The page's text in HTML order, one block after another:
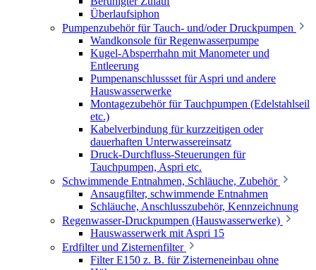
Überlaufsiphon
Pumpenzubehör für Tauch- und/oder Druckpumpen
Wandkonsole für Regenwasserpumpe
Kugel-Absperrhahn mit Manometer und
Entleerung
Pumpenanschlussset für Aspri und andere
Hauswasserwerke
Montagezubehör für Tauchpumpen (Edelstahlseil
etc.)
Kabelverbindung für kurzzeitigen oder
dauerhaften Unterwassereinsatz
Druck-Durchfluss-Steuerungen für
Tauchpumpen, Aspri etc.
Schwimmende Entnahmen, Schläuche, Zubehör
Ansaugfilter, schwimmende Entnahmen
Schläuche, Anschlusszubehör, Kennzeichnung
Regenwasser-Druckpumpen (Hauswasserwerke)
Hauswasserwerk mit Aspri 15
Erdfilter und Zisternenfilter
Filter E150 z. B. für Zisterneneinbau ohne